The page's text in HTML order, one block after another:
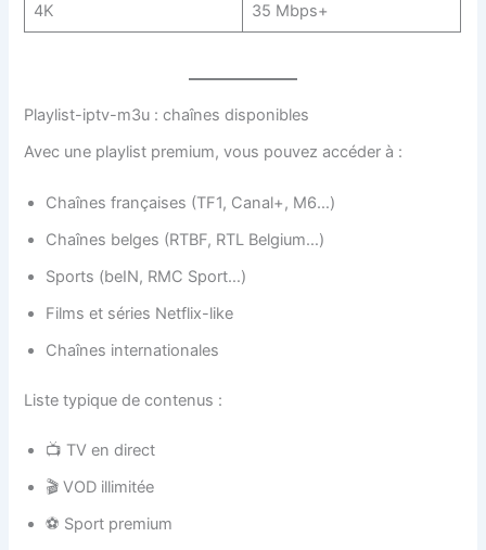
4K 35 Mbps+
Playlist-iptv-m3u : chaînes disponibles
Avec une playlist premium, vous pouvez accéder à :
Chaînes françaises (TF1, Canal+, M6…)
Chaînes belges (RTBF, RTL Belgium…)
Sports (beIN, RMC Sport…)
Films et séries Netflix-like
Chaînes internationales
Liste typique de contenus :
📺 TV en direct
🎬 VOD illimitée
⚽ Sport premium